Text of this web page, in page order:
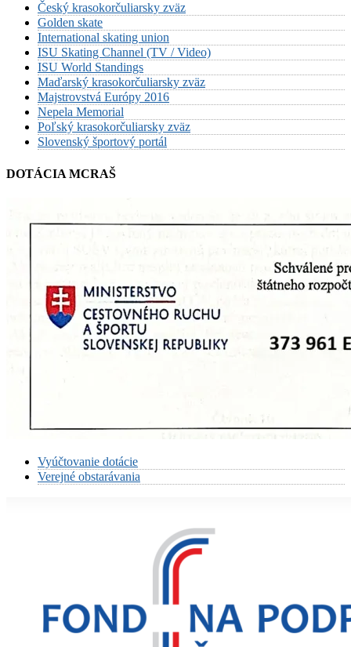
Český krasokorčuliarsky zväz
Golden skate
International skating union
ISU Skating Channel (TV / Video)
ISU World Standings
Maďarský krasokorčuliarsky zväz
Majstrovstvá Európy 2016
Nepela Memorial
Poľský krasokorčuliarsky zväz
Slovenský športový portál
DOTÁCIA MCRAŠ
Vyúčtovanie dotácie
Verejné obstarávania